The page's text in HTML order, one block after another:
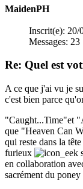
MaidenPH
Inscrit(e): 20/
Messages: 23
Re: Quel est
A ce que j'ai vu je
c'est bien parce
"Caught...Time"et
que "Heaven Can
qui reste dans la
furieux
en collaboration
sacrément du poney